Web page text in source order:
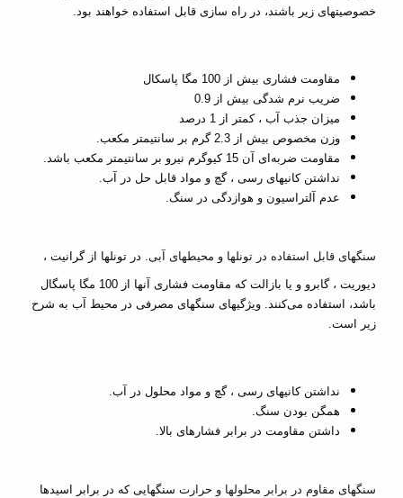
خصوصیتهای زیر باشند، در راه سازی قابل استفاده خواهند بود.
مقاومت فشاری بیش از 100 مگا پاسکال
ضریب نرم شدگی بیش از 0.9
میزان جذب آب ، کمتر از 1 درصد
وزن مخصوص بیش از 2.3 گرم بر سانتیمتر مکعب.
مقاومت ضربه‌ای آن 15 کیوگرم نیرو بر سانتیمتر مکعب باشد.
نداشتن کانیهای رسی ، گچ و مواد قابل حل در آب.
عدم آلتراسیون و هوازدگی در سنگ.
سنگهای قابل استفاده در تونلها و محیطهای آبی. در تونلها از گرانیت ،
دیوریت ،گابرو و یا بازالت
که مقاومت فشاری آنها از 100 مگا پاسگال
باشد، استفاده می‌کنند. ویژگیهای سنگهای مصرفی در محیط آب به شرح
زیر است.
نداشتن کانیهای رسی ، گچ و مواد محلول در آب.
همگن بودن سنگ.
داشتن مقاومت در برابر فشارهای بالا.
سنگهای مقاوم در برابر محلولها و حرارت سنگهایی که در برابر اسیدها